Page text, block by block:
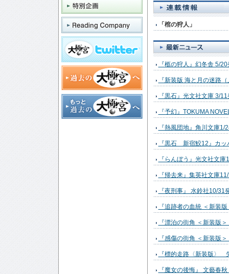
「棺の狩人」
『柩の狩人』幻冬舎 5/20
『新装版 海と月の迷路
『黒石』光文社文庫 3/11
『予幻』TOKUMA
『熱風団地』角川文庫1/
『黒石 新宿鮫12』カッ
『らんぼう』光文社文庫
『帰去来』集英社文庫
『夜刑事』 水鈴社10/31
『追跡者の血統 ＜新装
『漂泊の街角 ＜新装版
『感傷の街角 ＜新装版
『標的走路〈新装版〉
『魔女の後悔』 文藝春